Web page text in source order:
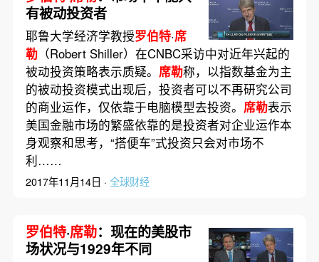
有被动投资者
耶鲁大学经济学教授罗伯特·席
勒（Robert Shiller）在CNBC采访中对近年兴起的
被动投资策略表示质疑。 席勒称，以指数基金为主
的被动投资模式出现后，投资者可以不再研究公司
的商业运作，仅依靠于电脑模型去投资。 席勒表示
美国金融市场的繁盛依靠的是投资者对企业运作本
身观察和思考，“搭便车”式投资只会对市场不
利……
2017年11月14日 · 全球财经
罗伯特·席勒：现在的美股市
场状况与1929年不同